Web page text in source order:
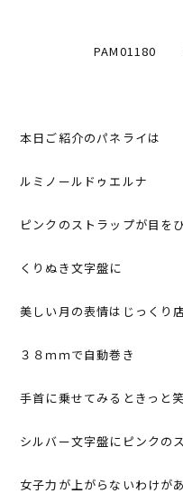
PAM01180
本日ご紹介のパネライは
ルミノールドゥエルナ
ピンクのストラップが目を
くりぬき文字盤に
美しい月の表情はじっくり
３８ｍｍで自動巻き
手首に乗せてみるときっと
シルバー文字盤にピンクの
女子力が上がらないわけが